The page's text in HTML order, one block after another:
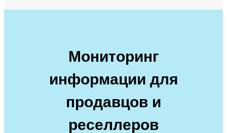
Мониторинг
информации для
продавцов и
реселлеров